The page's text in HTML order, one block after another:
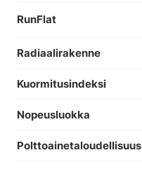
RunFlat
Radiaalirakenne
Kuormitusindeksi
Nopeusluokka
Polttoainetaloudellisuus